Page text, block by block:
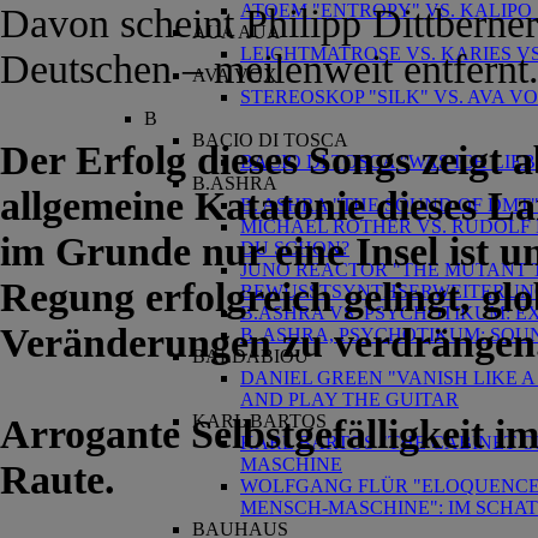
ATOEM "ENTROPY" VS.
AUA AUA
LEICHTMATROSE VS. KARIES
AVA VOX
STEREOSKOP "SILK" VS. AVA
B
BACIO DI TOSCA
BACIO DI TOSCA "WAS ICH
B.ASHRA
B. ASHRA "THE SOUND OF
MICHAEL ROTHER VS.
DU SCHON?
JUNO REACTOR "THE MUTANT
B.ASHRA VS. PSYCHOTIKUM:
B. ASHRA, PSYCHOTIKUM:
BALDABIOU
DANIEL GREEN "VANISH LIKE
AND PLAY THE GUITAR
KARL BARTOS
KARL BARTOS "THE CABINET
MASCHINE
WOLFGANG FLÜR
MENSCH-MASCHINE": IM
BAUHAUS
Davon scheint Philipp
Deutschen – meilenweit entfernt.
Der Erfolg dieses Songs zeigt
allgemeine Katatonie dieses
im Grunde nur eine Insel ist
Regung erfolgreich gelingt,
Veränderungen zu
Arrogante Selbstgefälligkeit
Raute.